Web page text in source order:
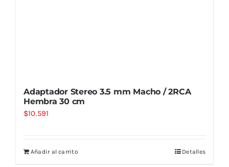
Adaptador Stereo 3.5 mm Macho / 2RCA
Hembra 30 cm
$10.591
Añadir al carrito Detalles